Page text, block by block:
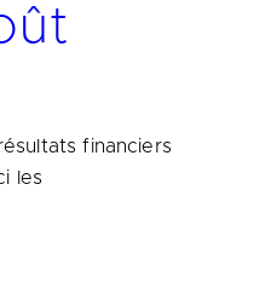
financiers
les